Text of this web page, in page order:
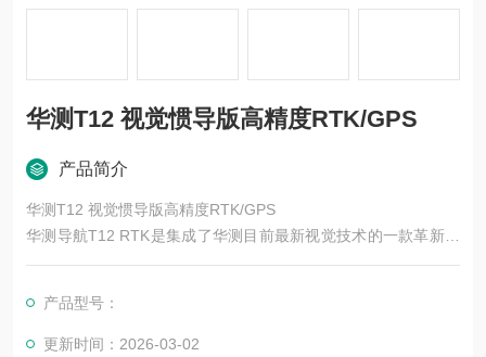
华测T12 视觉惯导版高精度RTK/GPS
产品简介
华测T12 视觉惯导版高精度RTK/GPS
华测导航T12 RTK是集成了华测目前最新视觉技术的一款革新型
视觉RTK产品。集成星光摄像头，有星光就能看得清。其无感初
样，放样点直接标在地面上，一杆就能放到位，效率提升50%。
内置基带射频一体化SoC芯片，支持5星21频点，恶劣环境下固
产品型号：
更新时间：2026-03-02